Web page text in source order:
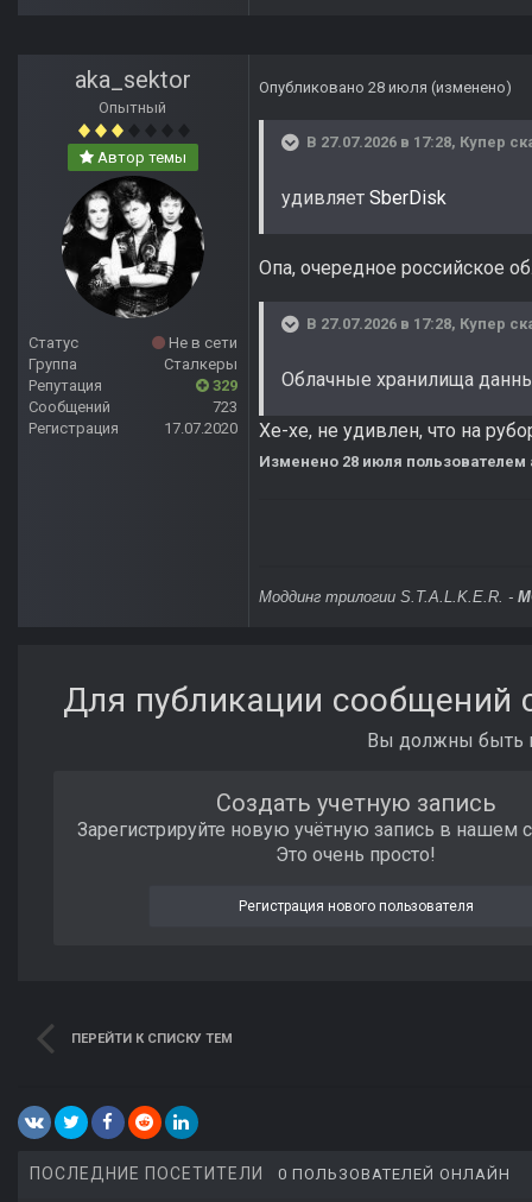
aka_sektor
Опытный
Автор темы
Статус
Не в сети
Группа
Сталкеры
Репутация
329
Сообщений
723
Регистрация
17.07.2020
Опубликовано 28 июля (изменено)
В 27.07.2026 в 17:28, Купер
удивляет SberDisk
Опа, очередное российское
В 27.07.2026 в 17:28, Купер
Облачные хранилища
Хе-хе, не удивлен, что на
Изменено 28 июля пользователем
Моддинг трилогии S.T.A.L.K.E.R. -
Для публикации сообщений
Вы должны быть
Создать учетную запись
Зарегистрируйте новую учётную запись в нашем
Это очень просто!
Регистрация нового пользователя
ПЕРЕЙТИ К СПИСКУ ТЕМ
ПОСЛЕДНИЕ ПОСЕТИТЕЛИ 0 ПОЛЬЗОВАТЕЛЕЙ ОНЛАЙН